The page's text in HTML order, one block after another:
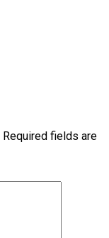
Required fields are